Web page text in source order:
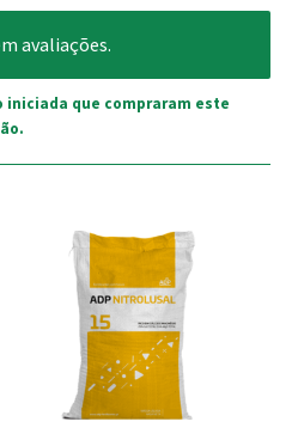
avaliações.
iniciada que compraram este
product
multiple
variants.
options